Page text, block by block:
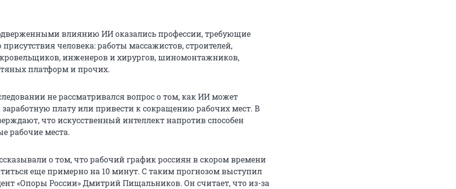
влиянию ИИ оказались профессии, требующие
присутствия человека: работы массажистов, строителей,
инженеров и хирургов, шиномонтажников,
платформ и прочих.
не рассматривался вопрос о том, как ИИ может
плату или привести к сокращению рабочих мест. В
что искусственный интеллект напротив способен
рабочие места.
о том, что рабочий график россиян в скором времени
еще примерно на 10 минут. С таким прогнозом выступил
«Опоры России» Дмитрий Пищальников. Он считает, что из-за